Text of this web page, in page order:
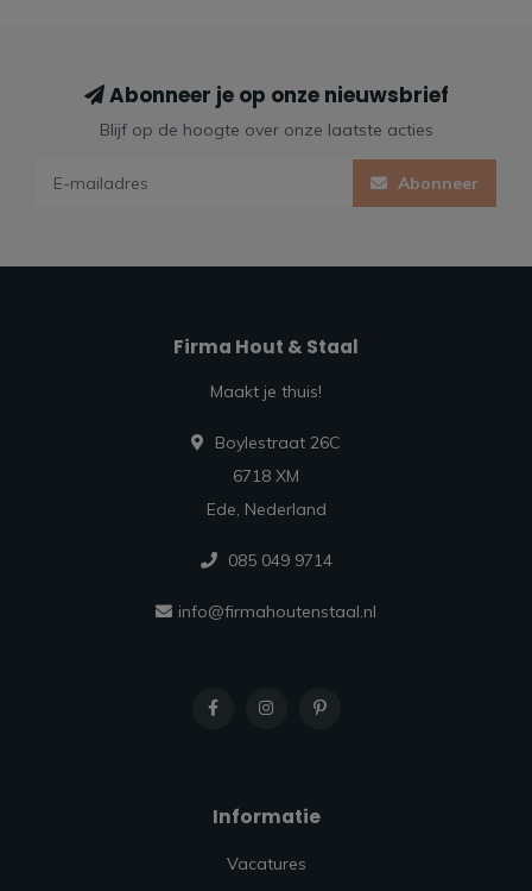
Abonneer je op onze nieuwsbrief
Blijf op de hoogte over onze laatste acties
Abonneer
Firma Hout & Staal
Maakt je thuis!
Boylestraat 26C
6718 XM
Ede, Nederland
085 049 9714
info@firmahoutenstaal.nl
Informatie
Vacatures